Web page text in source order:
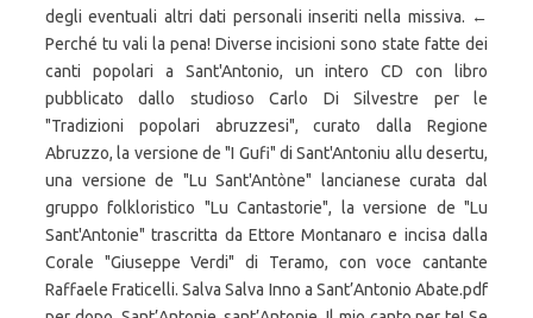
degli eventuali altri dati personali inseriti nella missiva. ←
Perché tu vali la pena! Diverse incisioni sono state fatte dei
canti popolari a Sant'Antonio, un intero CD con libro
pubblicato dallo studioso Carlo Di Silvestre per le
"Tradizioni popolari abruzzesi", curato dalla Regione
Abruzzo, la versione de "I Gufi" di Sant'Antoniu allu desertu,
una versione de "Lu Sant'Antòne" lancianese curata dal
gruppo folkloristico "Lu Cantastorie", la versione de "Lu
Sant'Antonie" trascritta da Ettore Montanaro e incisa dalla
Corale "Giuseppe Verdi" di Teramo, con voce cantante
Raffaele Fraticelli. Salva Salva Inno a Sant’Antonio Abate.pdf